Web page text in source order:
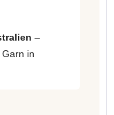
–
in